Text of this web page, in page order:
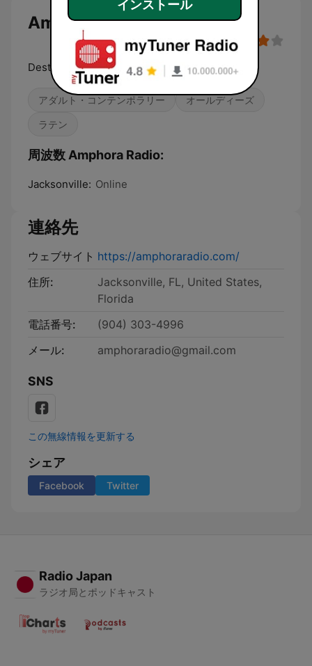
Amphora Radio
Destapando la Nostalgia
アダルト・コンテンポラリー オールディーズ
ラテン
周波数 Amphora Radio:
Jacksonville: Online
連絡先
ウェブサイト https://amphoraradio.com/
住所:
Jacksonville, FL, United States,
Florida
電話番号:
(904) 303-4996
メール:
amphoraradio@gmail.com
SNS
この無線情報を更新する
シェア
Facebook Twitter
Radio Japan
ラジオ局とポッドキャスト
インストール